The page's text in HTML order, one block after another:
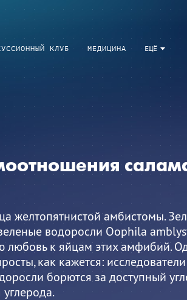
ЕЩЁ
КЛУБ МЕДИЦИНА
желтопятнистой амбистомы.
водоросли Oophila
любовь к яйцам этих амфибий.
как кажется:
борются за доступный